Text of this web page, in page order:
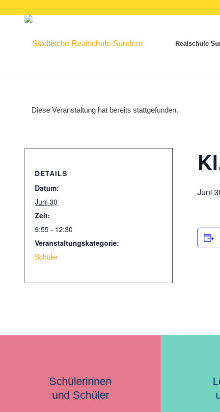
Realschule
Diese Veranstaltung hat bereits stattgefunden.
Juni
DETAILS
Datum:
Juni 30
Zeit:
9:55 - 12:30
Veranstaltungskategorie:
Schüler
Schülerinnen
und Schüler